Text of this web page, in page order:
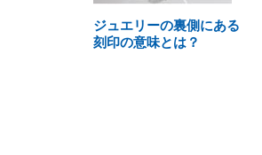
ジュエリーの裏側にある
刻印の意味とは？